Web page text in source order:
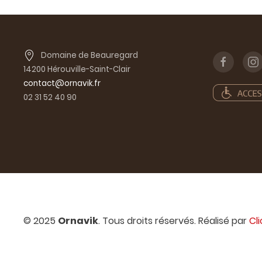
Domaine de Beauregard
14200 Hérouville-Saint-Clair
contact@ornavik.fr
02 31 52 40 90
© 2025 Ornavik. Tous droits réservés. Réalisé par